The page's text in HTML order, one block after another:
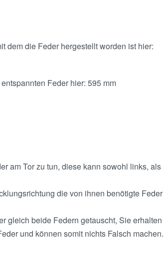
dem die Feder hergestellt worden ist hier:
Feder hier: 595 mm
am Tor zu tun, diese kann sowohl links, als
die von ihnen benötigte Feder
gleich beide Federn getauscht, Sie erhalten
und können somit nichts Falsch machen.